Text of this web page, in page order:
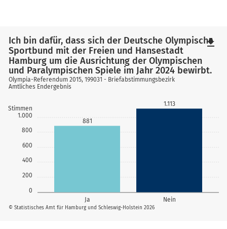
0
200
400
600
800
1.000
Stimmen
Ja Nein
881
1.113
© Statistisches Amt für Hamburg und Schleswig-Holstein 2026
Ich bin dafür, dass sich der Deutsche Olympische
Sportbund mit der Freien und Hansestadt
Hamburg um die Ausrichtung der Olympischen
und Paralympischen Spiele im Jahr 2024 bewirbt.
Olympia-Referendum 2015, 199031 - Briefabstimmungsbezirk
Amtliches Endergebnis
file_download